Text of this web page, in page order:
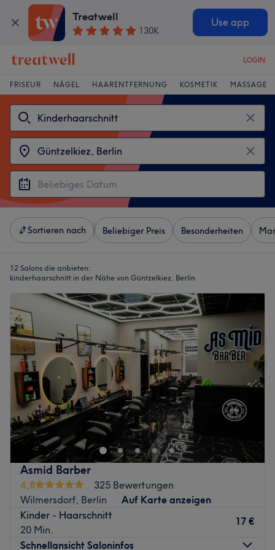
Treatwell
130K
Use app
LOGIN
FRISEUR NÄGEL HAARENTFERNUNG KOSMETIK MASSAGE
Sortieren nach Beliebiger Preis Besonderheiten
12 Salons die anbieten:
kinderhaarschnitt in der Nähe von Güntzelkiez, Berlin
Asmid Barber
4,8
325 Bewertungen
Wilmersdorf, Berlin
Auf Karte anzeigen
Kinder - Haarschnitt
20 Min.
17 €
Schnellansicht Saloninfos